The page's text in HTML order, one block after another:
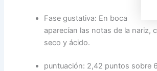
Fase gustativa: En boca
aparecían las notas de la nariz,
seco y ácido.
puntuación: 2,42 puntos sobre